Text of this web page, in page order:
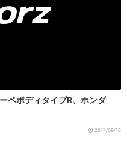
ペボディタイプR、ホンダ
2017/09/16